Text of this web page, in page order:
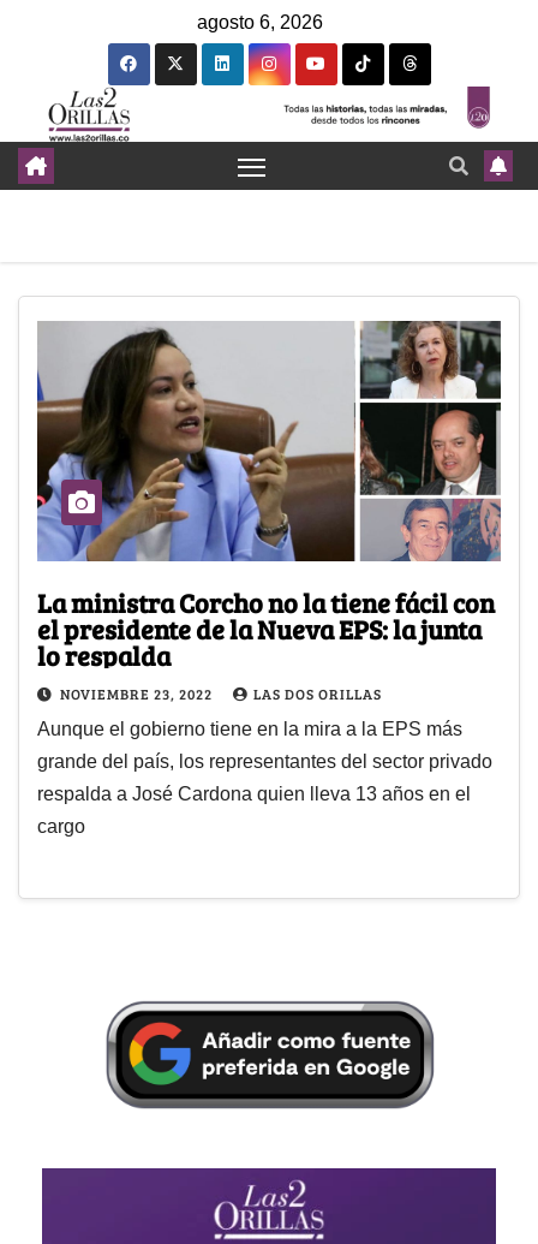
agosto 6, 2026
La ministra Corcho no la tiene fácil con
el presidente de la Nueva EPS: la junta
lo respalda
NOVIEMBRE 23, 2022 LAS DOS ORILLAS
Aunque el gobierno tiene en la mira a la EPS más
grande del país, los representantes del sector privado
respalda a José Cardona quien lleva 13 años en el
cargo